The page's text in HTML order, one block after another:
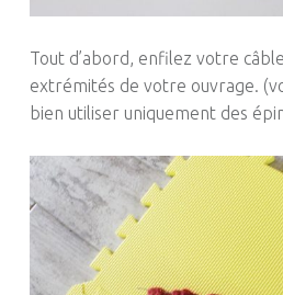
Tout d’abord, enfilez votre
extrémités de votre ouvrage.
bien utiliser uniquement des